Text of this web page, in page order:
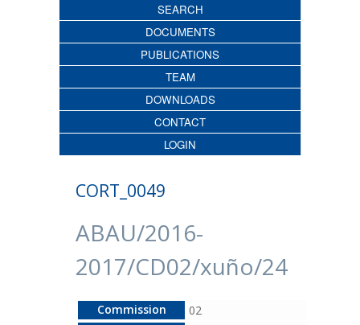
SEARCH
DOCUMENTS
PUBLICATIONS
TEAM
DOWNLOADS
CONTACT
LOGIN
CORT_0049
ABAU/2016-
2017/CD02/xuño/24
Commission
02